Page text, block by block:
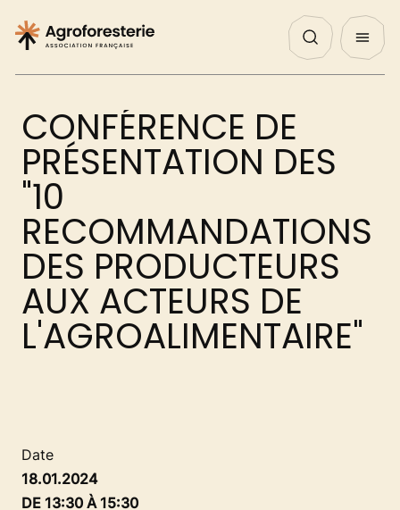
Nos Actualités English
QUI SOMMES NOUS ?
NOS ACTIONS
PROJETS
DÉCOUVRIR
AGIR
RESSOURCES
CONFÉRENCE DE
PRÉSENTATION DES
"10
RECOMMANDATIONS
DES PRODUCTEURS
AUX ACTEURS DE
L'AGROALIMENTAIRE"
Date
18.01.2024
DE 13:30 À 15:30